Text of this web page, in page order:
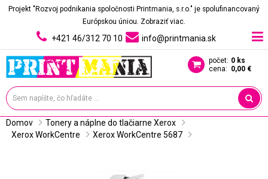
Projekt "Rozvoj podnikania spoločnosti Printmania, s.r.o." je spolufinancovaný
Európskou úniou. Zobraziť viac.
+421 46/312 70 10 info@printmania.sk
počet: 0 ks
cena: 0,00 €
Domov
Tonery a náplne do tlačiarne Xerox
Xerox WorkCentre
Xerox WorkCentre 5687